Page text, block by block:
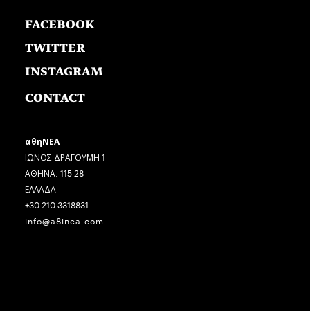
FACEBOOK
TWITTER
INSTAGRAM
CONTACT
αθηΝΕΑ
ΙΩΝΟΣ ΔΡΑΓΟΥΜΗ 1
ΑΘΗΝΑ, 115 28
ΕΛΛΑΔΑ
+30 210 3318831
info@a8inea.com